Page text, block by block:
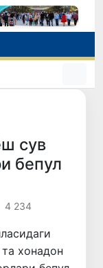
сув
бепул
4 234
хонадон